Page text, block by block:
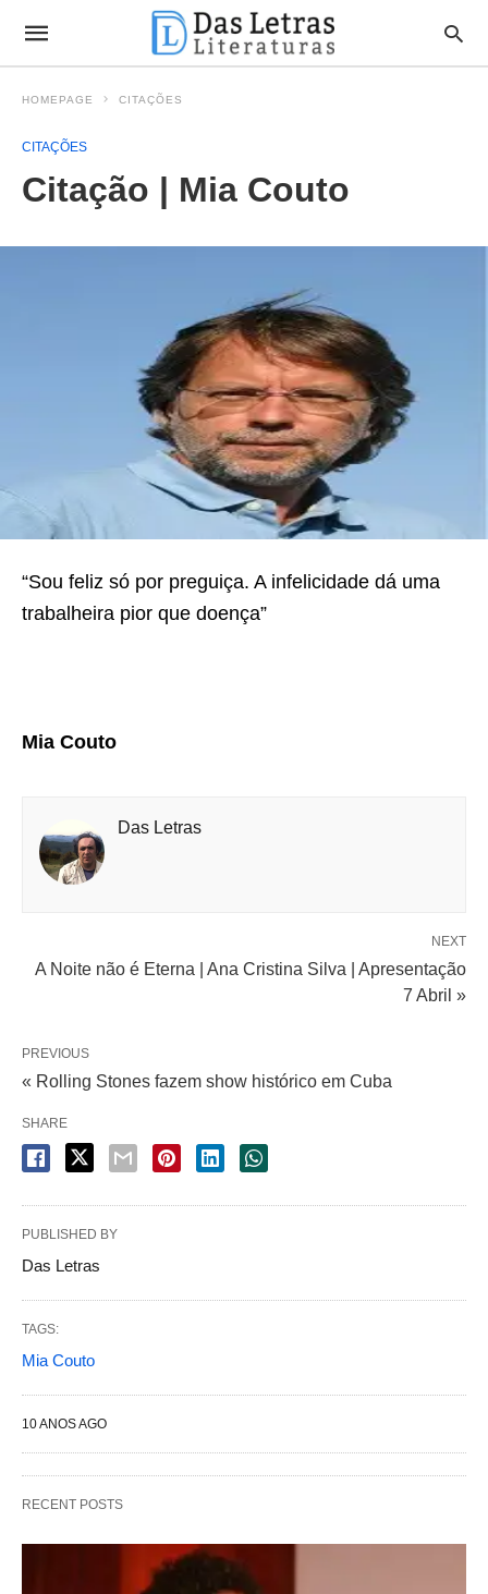
HOMEPAGE CITAÇÕES
CITAÇÕES
Citação | Mia Couto
“Sou feliz só por preguiça. A infelicidade dá uma
trabalheira pior que doença”
Mia Couto
Das Letras
NEXT
A Noite não é Eterna | Ana Cristina Silva | Apresentação
7 Abril »
PREVIOUS
« Rolling Stones fazem show histórico em Cuba
SHARE
PUBLISHED BY
Das Letras
TAGS:
Mia Couto
10 ANOS AGO
RECENT POSTS